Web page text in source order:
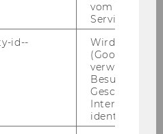
die Details dieser
Homepage des
vom AMP
Service an.
id--
Wird von
(Google Tag
verwendet,
Besucher
Geschlecht
Interessen zu
identifizieren.